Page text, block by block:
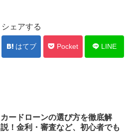
シェアする
はてブ Pocket LINE
カードローンの選び方を徹底解
説！金利・審査など、初心者でも